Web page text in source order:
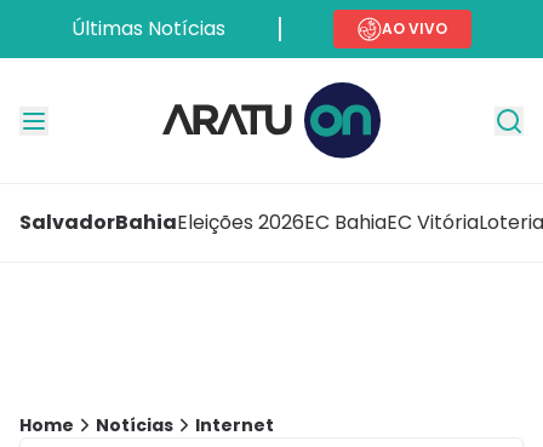
Últimas Notícias AO VIVO
SalvadorBahiaEleições 2026EC BahiaEC Vitória
Home Notícias Internet